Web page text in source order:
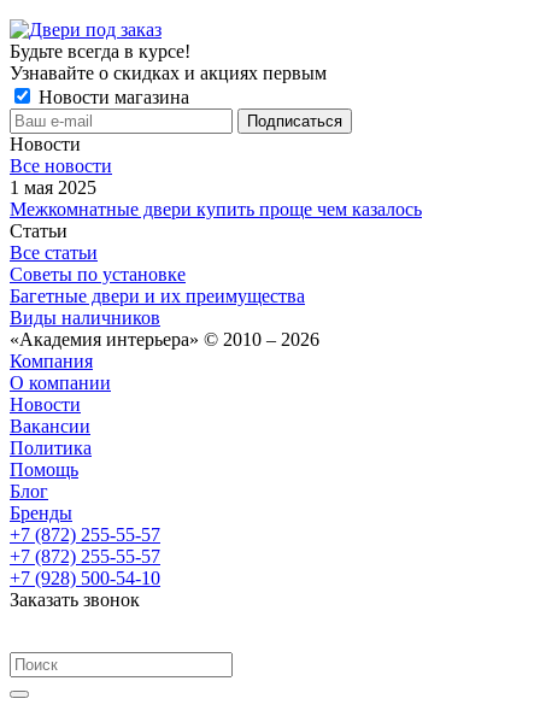
Будьте всегда в курсе!
Узнавайте о скидках и акциях первым
Новости магазина
Новости
Все новости
1 мая 2025
Межкомнатные двери купить проще чем казалось
Статьи
Все статьи
Советы по установке
Багетные двери и их преимущества
Виды наличников
«Академия интерьера» © 2010 – 2026
Компания
О компании
Новости
Вакансии
Политика
Помощь
Блог
Бренды
+7 (872) 255-55-57
+7 (872) 255-55-57
+7 (928) 500-54-10
Заказать звонок